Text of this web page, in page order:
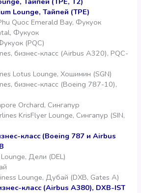
Lounge, Тайпей (TPE)
Quoc Emerald Bay, Фукуок
Фукуок
(PQC)
бизнес-класс (Airbus A320), PQC-
Lotus Lounge, Хошимин (SGN)
бизнес-класс (Boeing 787-10),
Orchard, Сингапур
KrisFlyer Lounge, Сингапур (SIN,
класс (Boeing 787 и Airbus
Дели (DEL)
Lounge, Дубай (DXB, Gates A)
класс (Airbus A380), DXB-IST